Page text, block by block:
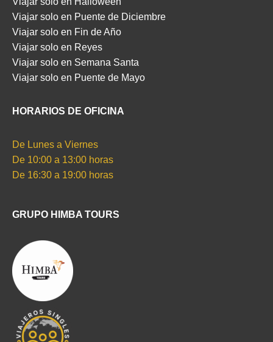
Viajar solo en Puente de Diciembre
Viajar solo en Fin de Año
Viajar solo en Reyes
Viajar solo en Semana Santa
Viajar solo en Puente de Mayo
HORARIOS DE OFICINA
De Lunes a Viernes
De 10:00 a 13:00 horas
De 16:30 a 19:00 horas
GRUPO HIMBA TOURS